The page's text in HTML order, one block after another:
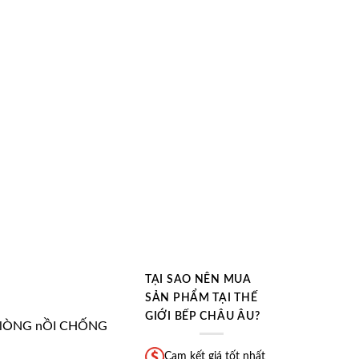
nỒI CHỐNG
TẠI SAO NÊN MUA
SẢN PHẨM TẠI THẾ
GIỚI BẾP CHÂU ÂU?
Cam kết giá tốt nhất